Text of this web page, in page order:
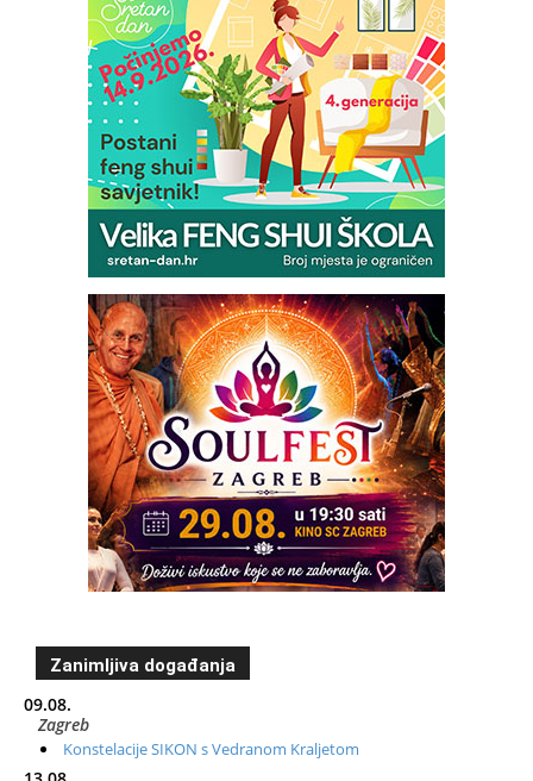
Zanimljiva događanja
09.08.
Zagreb
Konstelacije SIKON s Vedranom Kraljetom